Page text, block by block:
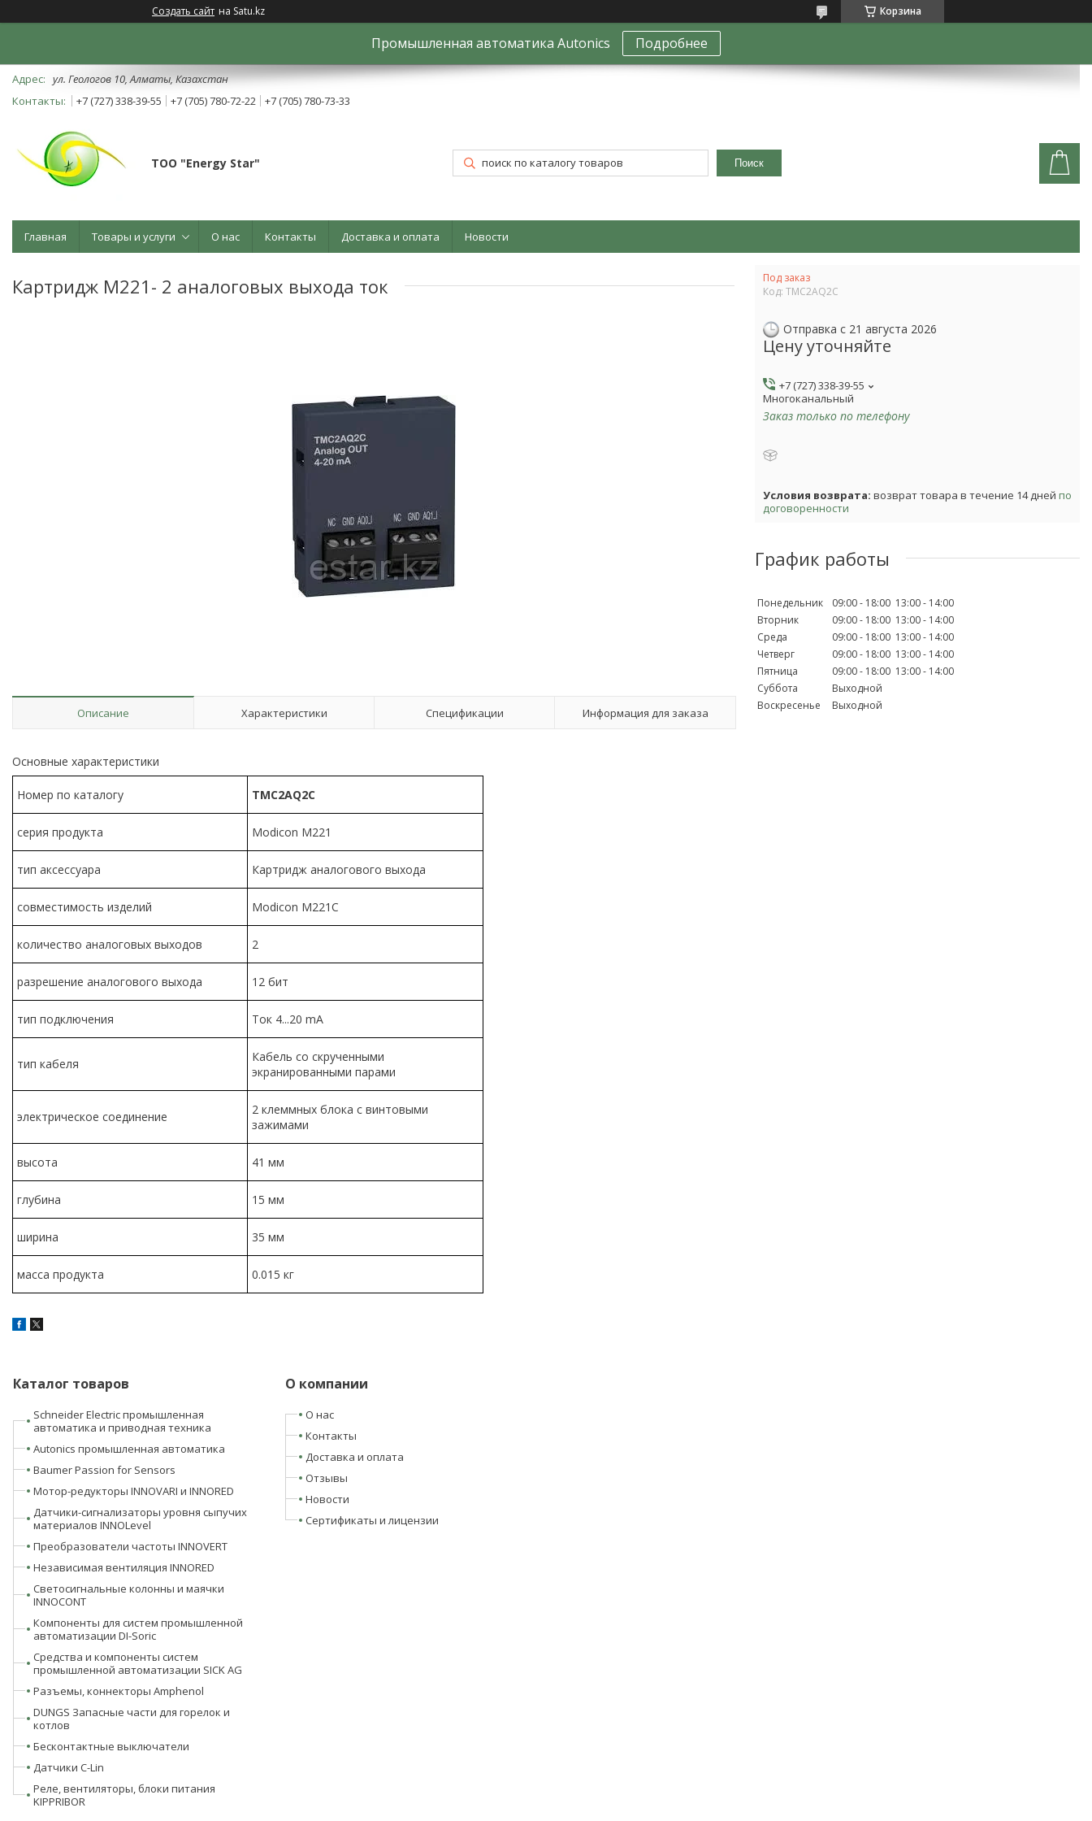
Создать сайт на Satu.kz Корзина
Промышленная автоматика Autonics Подробнее
ул. Геологов 10, Алматы, Казахстан
+7 (727) 338-39-55
+7 (705) 780-72-22 +7 (705) 780-73-33
ТОО "Energy Star" Поиск
Главная Товары и услуги О нас Контакты Доставка и оплата Новости
Картридж М221- 2 аналоговых выхода ток
Описание Характеристики Спецификации Информация для заказа
Основные характеристики
Номер по каталогу TMC2AQ2C
серия продукта Modicon M221
тип аксессуара Картридж аналогового выхода
совместимость изделий Modicon M221C
количество аналоговых выходов 2
разрешение аналогового выхода 12 бит
тип подключения Ток 4...20 mA
тип кабеля
Кабель со скрученными
экранированными парами
электрическое соединение
2 клеммных блока с винтовыми
зажимами
высота 41 мм
глубина 15 мм
ширина 35 мм
масса продукта 0.015 кг
Под заказ
Код: TMC2AQ2C
Отправка с 21 августа 2026
Цену уточняйте
+7 (727) 338-39-55
Многоканальный
Заказ только по телефону
возврат товара в течение 14 дней по
договоренности
График работы
Понедельник 09:00 18:00 13:00
14:00
Вторник
09:00 18:00 13:00
14:00
Среда
09:00 18:00 13:00
14:00
Четверг
09:00 18:00 13:00
14:00
Пятница
09:00 18:00 13:00
14:00
Суббота
Выходной
Воскресенье
Выходной
Каталог товаров
Schneider Electric промышленная
автоматика и приводная техника
Autonics промышленная автоматика
Baumer Passion for Sensors
Мотор-редукторы INNOVARI и INNORED
Датчики-сигнализаторы уровня сыпучих
материалов INNOLevel
Преобразователи частоты INNOVERT
Независимая вентиляция INNORED
Светосигнальные колонны и маячки
INNOCONT
Компоненты для систем промышленной
автоматизации DI-Soric
Средства и компоненты систем
промышленной автоматизации SICK AG
Разъемы, коннекторы Amphenol
DUNGS Запасные части для горелок и
котлов
Бесконтактные выключатели
Датчики C-Lin
Реле, вентиляторы, блоки питания
KIPPRIBOR
О компании
О нас
Контакты
Доставка и оплата
Отзывы
Новости
Сертификаты и лицензии